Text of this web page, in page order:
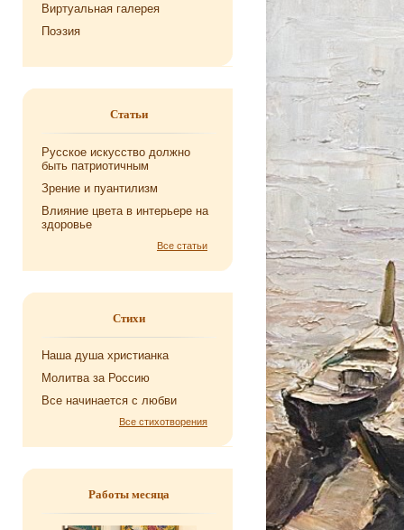
Виртуальная галерея
Поэзия
Статьи
Русское искусство должно
быть патриотичным
Зрение и пуантилизм
Влияние цвета в интерьере на
здоровье
Все статьи
Стихи
Наша душа хри­сти­ан­ка
Мо­лит­ва за Рос­сию
Все на­чи­на­ет­ся с любви
Все стихотворения
Работы месяца